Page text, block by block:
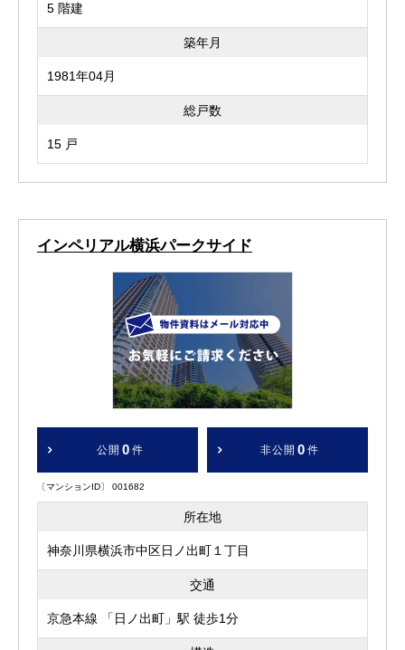
5 階建
築年月
1981年04月
総戸数
15 戸
インペリアル横浜パークサイド
公開 0 件 非公開 0 件
〔マンションID〕 001682
所在地
神奈川県横浜市中区日ノ出町１丁目
交通
京急本線 「日ノ出町」駅 徒歩1分